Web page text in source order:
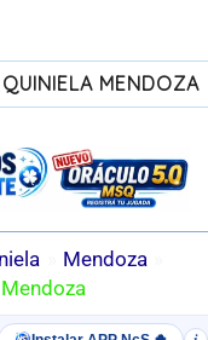
QUINIELA MENDOZA